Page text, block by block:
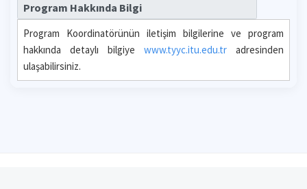
Program Hakkında Bilgi
Program Koordinatörünün iletişim bilgilerine ve program
hakkında detaylı bilgiye www.tyyc.itu.edu.tr adresinden
ulaşabilirsiniz.